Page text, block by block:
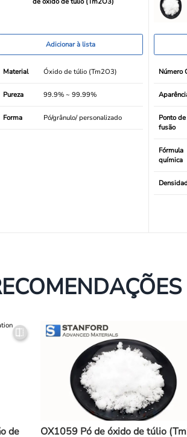
Adicionar à lista
Material Óxido de túlio (Tm2O3)
Pureza 99.9% ~ 99.99%
Forma Pó/grânulo/ personalizado
Número
Ponto de
fusão
Fórmula
química
de OX1059 Pó de óxido de túlio